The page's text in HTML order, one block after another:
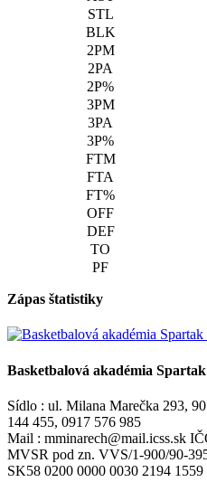
Zápas štatistiky
Basketbalová akadémia
Sídlo : ul. Milana Marečka 293,
144 455, 0917 576 985
Mail : mminarech@mail.icss.sk
MVSR pod zn. VVS/1-900/90-
SK58 0200 0000 0030 2194 1559